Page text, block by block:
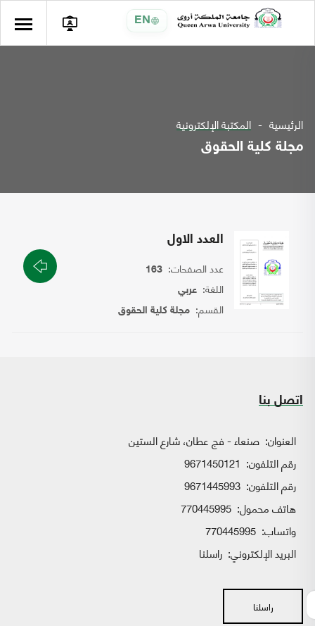
EN
الرئيسية المكتبة الإلكترونية
مجلة كلية الحقوق
العدد الاول
عدد الصفحات:163
اللغة:عربي
القسم:مجلة كلية الحقوق
اتصل بنا
العنوان: صنعاء - فج عطان، شارع الستين
رقم التلفون: 9671450121
رقم التلفون: 9671445993
هاتف محمول: 770445995
واتساب:
البريد الإلكتروني: راسلنا
راسلنا